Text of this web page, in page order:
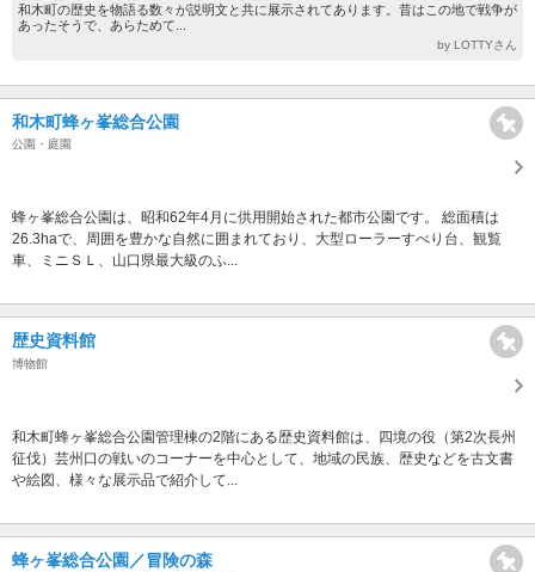
和木町の歴史を物語る数々が説明文と共に展示されてあります。昔はこの地で戦争が
あったそうで、あらためて...
by LOTTYさん
和木町蜂ヶ峯総合公園
公園・庭園
蜂ヶ峯総合公園は、昭和62年4月に供用開始された都市公園です。 総面積は
26.3haで、周囲を豊かな自然に囲まれており、大型ローラーすべり台、観覧
車、ミニＳＬ、山口県最大級のふ...
歴史資料館
博物館
和木町蜂ヶ峯総合公園管理棟の2階にある歴史資料館は、四境の役（第2次長州
征伐）芸州口の戦いのコーナーを中心として、地域の民族、歴史などを古文書
や絵図、様々な展示品で紹介して...
蜂ヶ峯総合公園／冒険の森